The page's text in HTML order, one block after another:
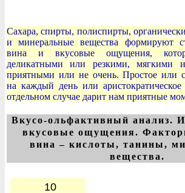
Сахара, спирты, полиспирты,
и минеральные вещества формируют
вина и вкусовые ощущения,
деликатными или резкими, мягкими
приятными или не очень. Простое или
на каждый день или
отдельном случае дарит нам приятные
Вкусо-ольфактивный анализ.
вкусовые ощущения.
вина – кислоты, танины,
вещества.
10